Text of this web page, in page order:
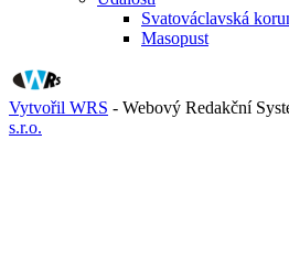
Svatováclavská
Masopust
Vytvořil WRS - Webový Redakční
s.r.o.